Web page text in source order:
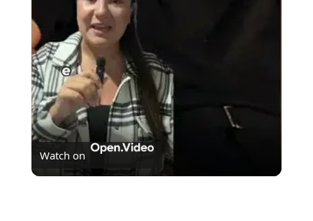
Watch on